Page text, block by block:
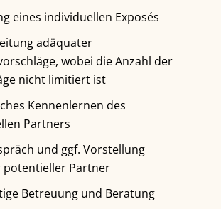
eines individuellen Exposés
adäquater
wobei die Anzahl der
nicht limitiert ist
Kennenlernen des
Partners
und ggf. Vorstellung
potentieller Partner
Betreuung und Beratung